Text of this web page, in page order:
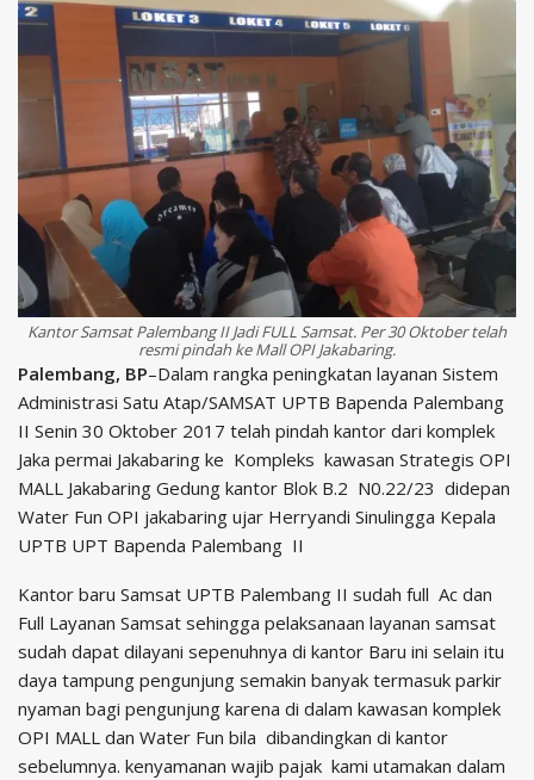
Kantor Samsat Palembang II Jadi FULL Samsat. Per 30 Oktober telah
resmi pindah ke Mall OPI Jakabaring.
Palembang, BP–Dalam rangka peningkatan layanan Sistem
Administrasi Satu Atap/SAMSAT UPTB Bapenda Palembang
II Senin 30 Oktober 2017 telah pindah kantor dari komplek
Jaka permai Jakabaring ke Kompleks kawasan Strategis OPI
MALL Jakabaring Gedung kantor Blok B.2 N0.22/23 didepan
Water Fun OPI jakabaring ujar Herryandi Sinulingga Kepala
UPTB UPT Bapenda Palembang II
Kantor baru Samsat UPTB Palembang II sudah full Ac dan
Full Layanan Samsat sehingga pelaksanaan layanan samsat
sudah dapat dilayani sepenuhnya di kantor Baru ini selain itu
daya tampung pengunjung semakin banyak termasuk parkir
nyaman bagi pengunjung karena di dalam kawasan komplek
OPI MALL dan Water Fun bila dibandingkan di kantor
sebelumnya. kenyamanan wajib pajak kami utamakan dalam